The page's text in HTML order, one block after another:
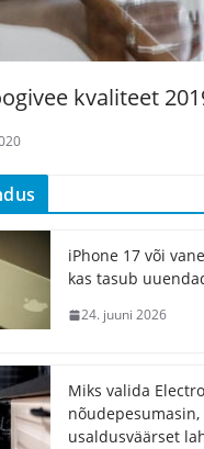
kvaliteet
iPhone 17 või
kas tasub
24. juuni 2026
Miks valida
usaldusväärset